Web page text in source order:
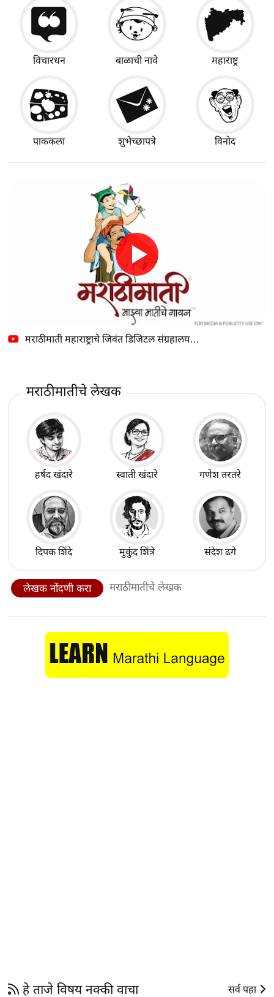
विचारधन बाळाची नावे महाराष्ट्र
पाककला शुभेच्छापत्रे विनोद
मराठीमाती महाराष्ट्राचे जिवंत डिजिटल संग्रहालय…
मराठीमातीचे लेखक
हर्षद खंदारे स्वाती खंदारे गणेश तरतरे
दिपक शिंदे मुकुंद शिंत्रे संदेश ढगे
लेखक नोंदणी करा मराठीमातीचे लेखक
हे ताजे विषय नक्की वाचा सर्व पहा